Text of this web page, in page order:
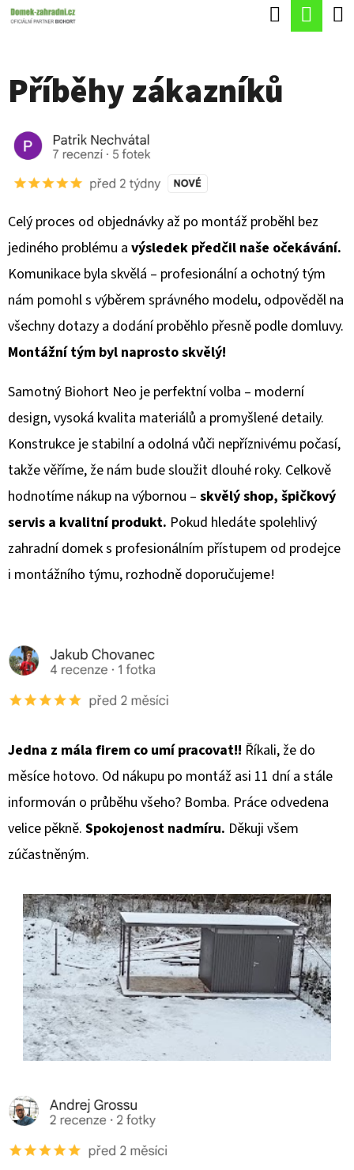
Přejít
Hledat
Příběhy zákazníků
Celý proces od objednávky až po montáž proběhl bez
jediného problému a výsledek předčil naše očekávání.
Komunikace byla skvělá – profesionální a ochotný tým
nám pomohl s výběrem správného modelu, odpověděl na
všechny dotazy a dodání proběhlo přesně podle domluvy.
Montážní tým byl naprosto skvělý!
Samotný Biohort Neo je perfektní volba – moderní
design, vysoká kvalita materiálů a promyšlené detaily.
Konstrukce je stabilní a odolná vůči nepříznivému počasí,
takže věříme, že nám bude sloužit dlouhé roky. Celkově
hodnotíme nákup na výbornou – skvělý shop, špičkový
servis a kvalitní produkt. Pokud hledáte spolehlivý
zahradní domek s profesionálním přístupem od prodejce
i montážního týmu, rozhodně doporučujeme!
Jedna z mála firem co umí pracovat!! Říkali, že do
měsíce hotovo. Od nákupu po montáž asi 11 dní a stále
informován o průběhu všeho? Bomba. Práce odvedena
velice pěkně. Spokojenost nadmíru. Děkuji všem
zúčastněným.
K
C
O
P
O
Ř
E
B
U
J
E
T
E
N
A
J
Í
T
?
HLEDAT
D
P
O
R
U